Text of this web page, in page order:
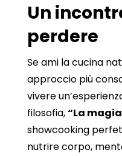
Un
perdere
Se ami la cucina
approccio più
vivere
filosofia,“La
showcooking
nutrire corpo,